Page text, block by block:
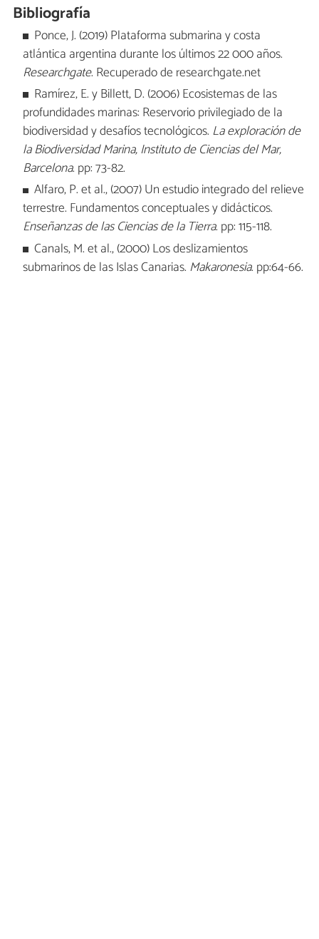
Bibliografía
Ponce, J. (2019) Plataforma submarina y costa
atlántica argentina durante los últimos 22 000 años.
Researchgate. Recuperado de researchgate.net
Ramírez, E. y Billett, D. (2006) Ecosistemas de las
profundidades marinas: Reservorio privilegiado de la
biodiversidad y desafíos tecnológicos. La exploración de
la Biodiversidad Marina, Instituto de Ciencias del Mar,
Barcelona. pp: 73-82.
Alfaro, P. et al., (2007) Un estudio integrado del relieve
terrestre. Fundamentos conceptuales y didácticos.
Enseñanzas de las Ciencias de la Tierra. pp: 115-118.
Canals, M. et al., (2000) Los deslizamientos
submarinos de las Islas Canarias. Makaronesia. pp:64-66.